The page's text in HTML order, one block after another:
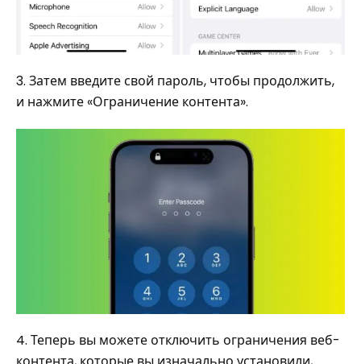
3. Затем введите свой пароль, чтобы продолжить,
и нажмите «Ограничение контента».
4. Теперь вы можете отключить ограничения веб-